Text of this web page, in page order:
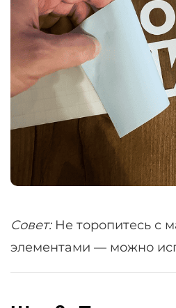
Совет:Не торопитесь с
элементами — можно